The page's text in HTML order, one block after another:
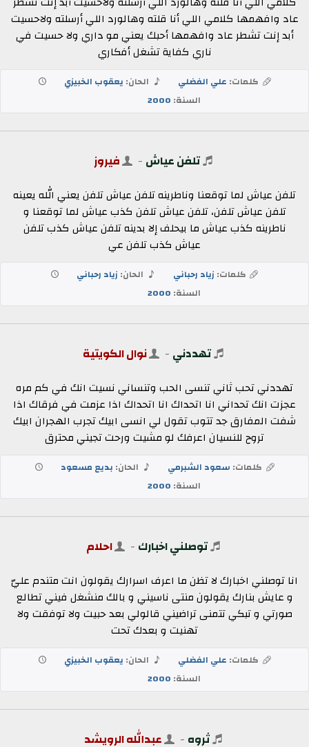
عاد وافهمها كلامي اللي أنا قلته وهالورد اللي أرسلته ولاحسيت
أبد إنت تشطر عاد وافهمها أحبك يعني مو داري ولا حسيت في
ناري كفاية تشغل أفكاري
كلمات: علي الفضلي الحان: يعقوب الخبيزي
السنة: 2000
تلفن عياش - فيروز
تلفن عياش لما توقعنا وناطرينه تلفن عياش تلفن يعني الله يعينه
تلفن عياش تلفن، تلفن عياش تلفن كذب عياش لما توقعنا و
ناطرينه كذب عياش ما بيحلف إلا بدينه تلفن عياش كذب تلفن
عياش كذب تلفن عي
كلمات: زياد رحباني الحان: زياد رحباني
السنة: 2000
تهددني - نوال الكويتية
تهددني تحب ثاني تنسى الحب وتنساني نسيت انك في كم مره
عجزت انك تحداني انا اتحداك انا اتحداك اذا عزمت في فرقاك اذا
شفت المفارق جد تتوب تقول لي انسى ابيك تجرب الهجران ابيك
تروح للنسيان اعرفك لو مشيت ورحت تجيني محترق
كلمات: سعود الشبرمي الحان: بديع مسعود
السنة: 2000
توصلني اخبارك - احلام
انا توصلني اخبارك لا تظن ما اعرف اسرارك يقولون انت متندم عليّ
و عايش بنارك يقولون منتى ناسيني و بالك منشغل فيني تطالع
صورتي و تبكي تتمنى تراضيني قالولي بعد حبيت ولا توفقت ولا
تهنيت و بعدك تحت
كلمات: علي الفضلي الحان: يعقوب الخبيزي
السنة: 2000
ثروه - عبدالله الرويشد